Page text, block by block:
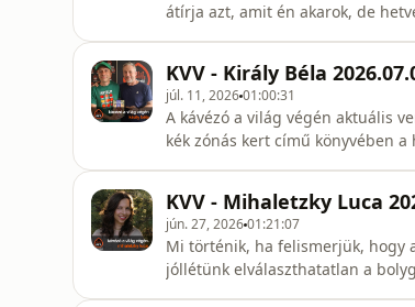
átírja azt, amit én akarok, de
követővel bíró, Szauder
KVV - Király Béla
júl. 11, 202601:00:31
A kávézó a világ végén aktuális
kék zónás kert című könyvében
rávilágít,
KVV - Mihaletzky Luca
jún. 27, 202601:21:07
Mi történik, ha felismerjük, hogy
jóllétünk elválaszthatatlan a